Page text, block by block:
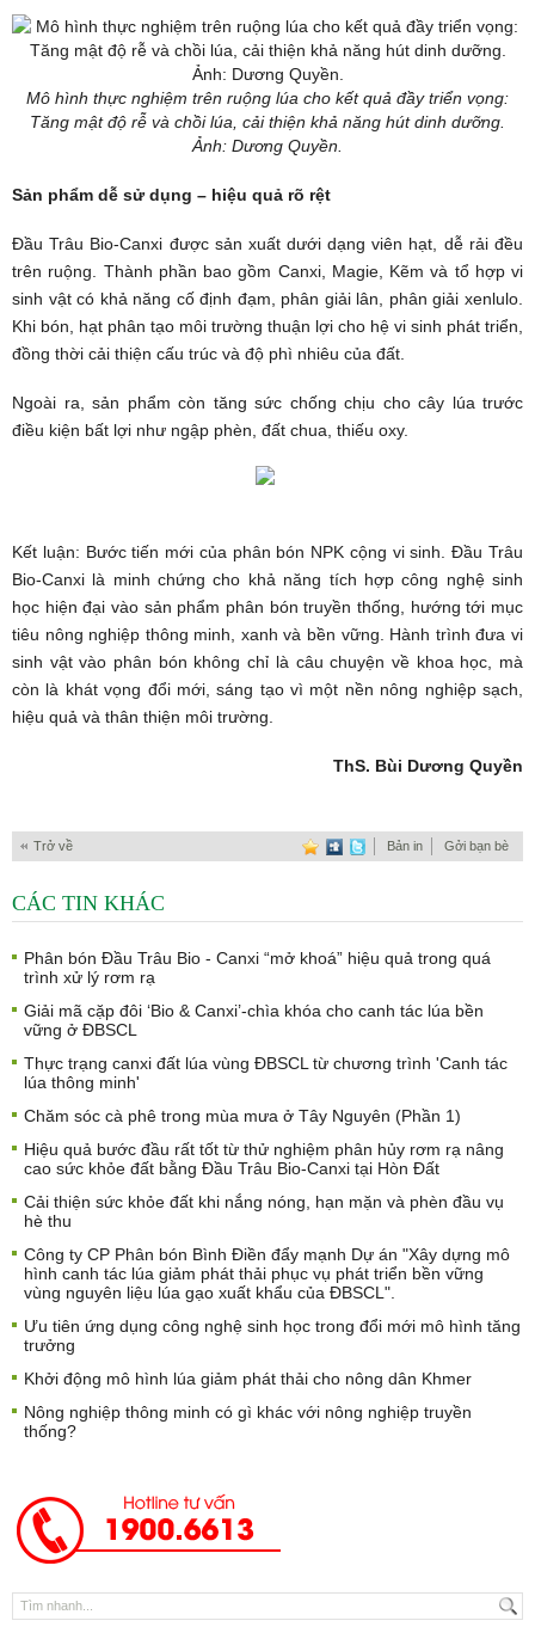
Mô hình thực nghiệm trên ruộng lúa cho kết quả đầy triển vọng:
Tăng mật độ rễ và chồi lúa, cải thiện khả năng hút dinh dưỡng.
Ảnh: Dương Quyền.
Sản phẩm dễ sử dụng – hiệu quả rõ rệt
Đầu Trâu Bio-Canxi được sản xuất dưới dạng viên hạt, dễ rải đều
trên ruộng. Thành phần bao gồm Canxi, Magie, Kẽm và tổ hợp vi
sinh vật có khả năng cố định đạm, phân giải lân, phân giải xenlulo.
Khi bón, hạt phân tạo môi trường thuận lợi cho hệ vi sinh phát triển,
đồng thời cải thiện cấu trúc và độ phì nhiêu của đất.
Ngoài ra, sản phẩm còn tăng sức chống chịu cho cây lúa trước
điều kiện bất lợi như ngập phèn, đất chua, thiếu oxy.
Kết luận: Bước tiến mới của phân bón NPK cộng vi sinh. Đầu Trâu
Bio-Canxi là minh chứng cho khả năng tích hợp công nghệ sinh
học hiện đại vào sản phẩm phân bón truyền thống, hướng tới mục
tiêu nông nghiệp thông minh, xanh và bền vững. Hành trình đưa vi
sinh vật vào phân bón không chỉ là câu chuyện về khoa học, mà
còn là khát vọng đổi mới, sáng tạo vì một nền nông nghiệp sạch,
hiệu quả và thân thiện môi trường.
ThS. Bùi Dương Quyền
Trở về Gởi bạn bè
Bản in
CÁC TIN KHÁC
Phân bón Đầu Trâu Bio - Canxi “mở khoá” hiệu quả trong quá
trình xử lý rơm rạ
Giải mã cặp đôi ‘Bio & Canxi’-chìa khóa cho canh tác lúa bền
vững ở ĐBSCL
Thực trạng canxi đất lúa vùng ĐBSCL từ chương trình 'Canh tác
lúa thông minh'
Chăm sóc cà phê trong mùa mưa ở Tây Nguyên (Phần 1)
Hiệu quả bước đầu rất tốt từ thử nghiệm phân hủy rơm rạ nâng
cao sức khỏe đất bằng Đầu Trâu Bio-Canxi tại Hòn Đất
Cải thiện sức khỏe đất khi nắng nóng, hạn mặn và phèn đầu vụ
hè thu
Công ty CP Phân bón Bình Điền đẩy mạnh Dự án "Xây dựng mô
hình canh tác lúa giảm phát thải phục vụ phát triển bền vững
vùng nguyên liệu lúa gạo xuất khẩu của ĐBSCL".
Ưu tiên ứng dụng công nghệ sinh học trong đổi mới mô hình tăng
trưởng
Khởi động mô hình lúa giảm phát thải cho nông dân Khmer
Nông nghiệp thông minh có gì khác với nông nghiệp truyền
thống?